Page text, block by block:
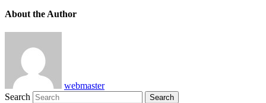
About the Author
webmaster
Search